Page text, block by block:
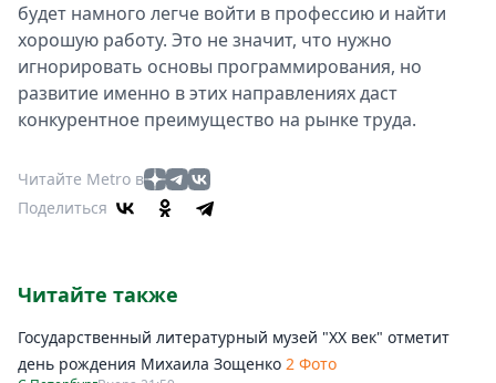
будет намного легче войти в профессию и найти
хорошую работу. Это не значит, что нужно
игнорировать основы программирования, но
развитие именно в этих направлениях даст
конкурентное преимущество на рынке труда.
Читайте Metro в
Поделиться
Читайте также
Государственный литературный музей "ХХ век" отметит
день рождения Михаила Зощенко 2 Фото